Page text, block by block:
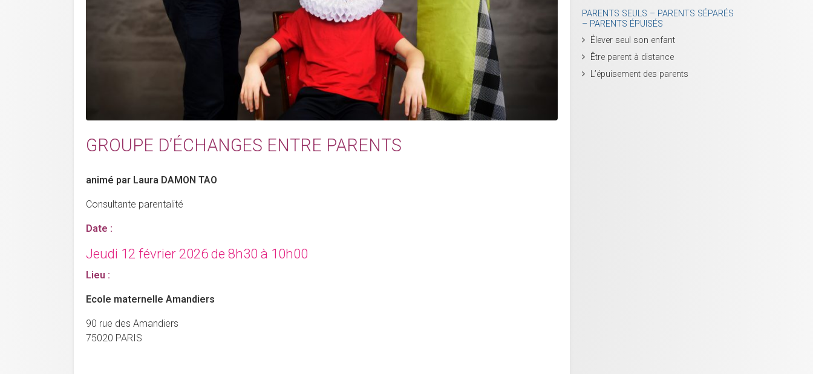
GROUPE D’ÉCHANGES ENTRE PARENTS
animé par Laura DAMON TAO
Consultante parentalité
Date :
Jeudi 12 février 2026 de 8h30 à 10h00
Lieu :
Ecole maternelle Amandiers
90 rue des Amandiers
75020 PARIS
PARENTS SEULS – PARENTS SÉPARÉS
– PARENTS ÉPUISÉS
Élever seul son enfant
Être parent à distance
L’épuisement des parents